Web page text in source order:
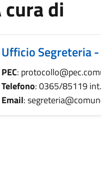
cura di
Ufficio Segreteria
PEC:
Telefono: 0365/85119
Email: